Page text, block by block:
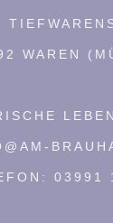
WAREN
03991